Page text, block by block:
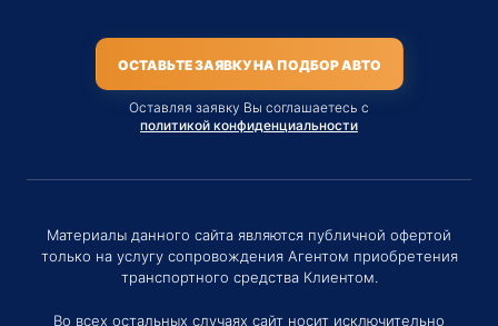
ОСТАВЬТЕ ЗАЯВКУ НА ПОДБОР АВТО
Оставляя заявку Вы соглашаетесь с
политикой конфиденциальности
Материалы данного сайта являются публичной офертой
только на услугу сопровождения Агентом приобретения
транспортного средства Клиентом.
Во всех остальных случаях сайт носит исключительно